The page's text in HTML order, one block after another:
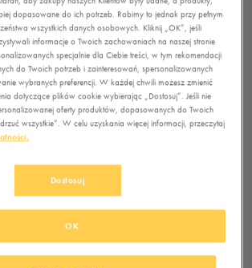
LTHR
(0)
dostępny, otrzymasz od nas powiadomienie.
dopasowane do ich potrzeb. Robimy to jednak przy pełnym
wszystkich danych osobowych. Kliknij „OK”, jeśli
informacje o Twoich zachowaniach na naszej stronie
specjalnie dla Ciebie treści, w tym rekomendacji
do Twoich potrzeb i zainteresowań, spersonalizowanych
wybranych preferencji. W każdej chwili możesz zmienić
dotyczące plików cookie wybierając „Dostosuj”. Jeśli nie
oferty produktów, dopasowanych do Twoich
wszystkie”. W celu uzyskania więcej informacji, przeczytaj
Dostosuj
OK